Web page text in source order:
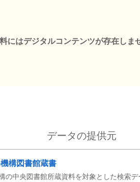
にはデジタルコンテンツが存在しま
データの提供元
構図書館蔵書
の中央図書館所蔵資料を対象とした検索